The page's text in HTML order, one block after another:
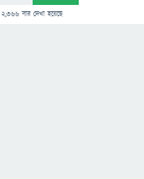
2,366বার দেখা হয়েছে